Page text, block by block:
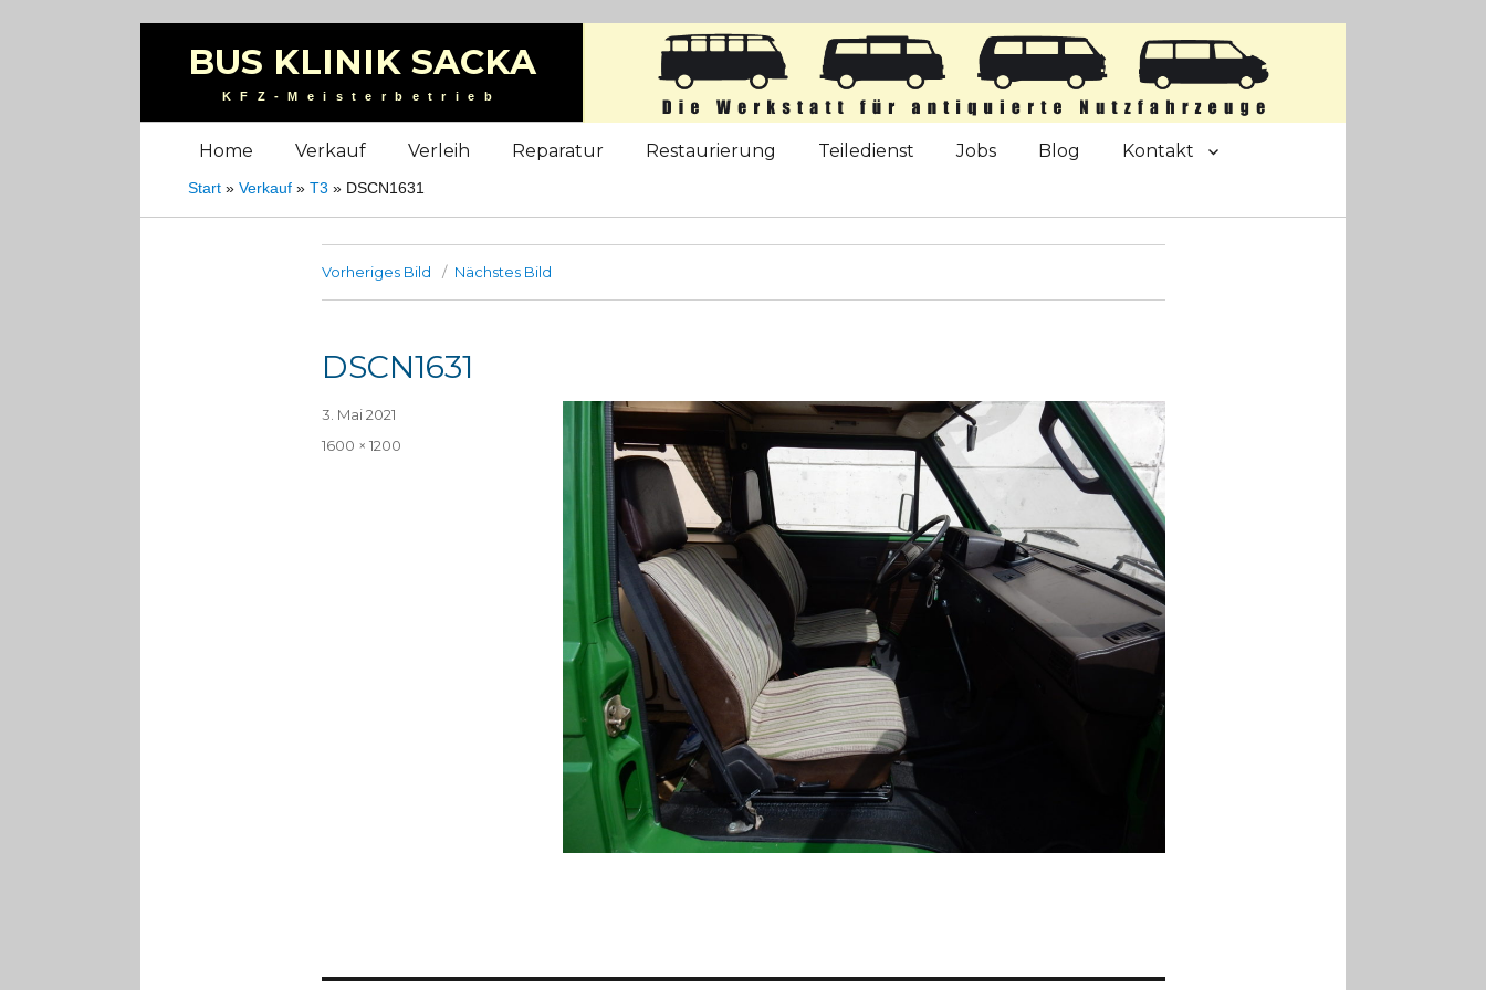
BUS KLINIK SACKA
KFZ-Meisterbetrieb
Home Verkauf Verleih Reparatur Restaurierung Teiledienst Jobs Blog Kontakt
Start »Verkauf »T3 » DSCN1631
Vorheriges Bild Nächstes Bild
DSCN1631
Veröffentlicht
3. Mai 2021
Volle
1600 × 1200